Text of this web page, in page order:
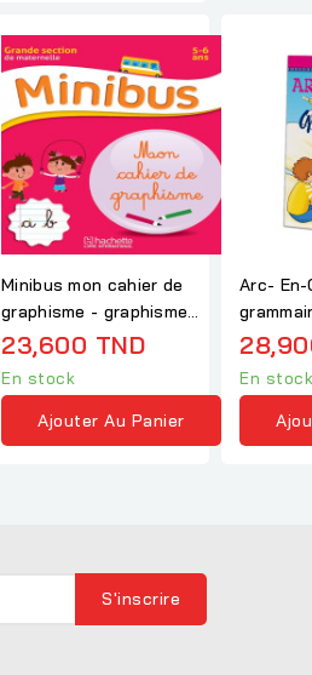
Minibus mon cahier de
graphisme - graphisme
maternelle GS
23,600 TND
En stock
Ajouter Au Panier
Arc-
En stock